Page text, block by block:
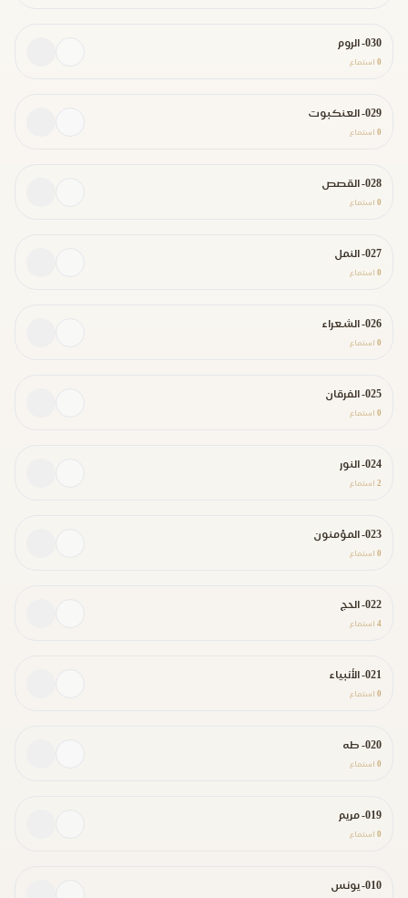
030- الروم
0 استماع
029- العنكبوت
0 استماع
028- القصص
0 استماع
027- النمل
0 استماع
026- الشعراء
0 استماع
025- الفرقان
0 استماع
024- النور
2 استماع
023- المؤمنون
0 استماع
022- الحج
4 استماع
021- الأنبياء
0 استماع
020- طه
0 استماع
019- مريم
0 استماع
010- يونس